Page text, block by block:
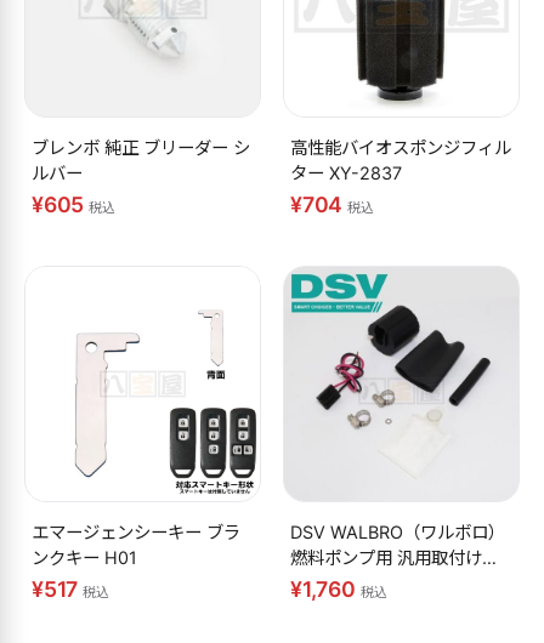
ブレンボ 純正 ブリーダー シ
ルバー
¥605税込
高性能バイオスポンジフィル
ター XY-2837
¥704税込
エマージェンシーキー ブラ
ンクキー H01
¥517税込
DSV WALBRO（ワルボロ）
燃料ポンプ用 汎用取付けキ
ット
¥1,760 税込